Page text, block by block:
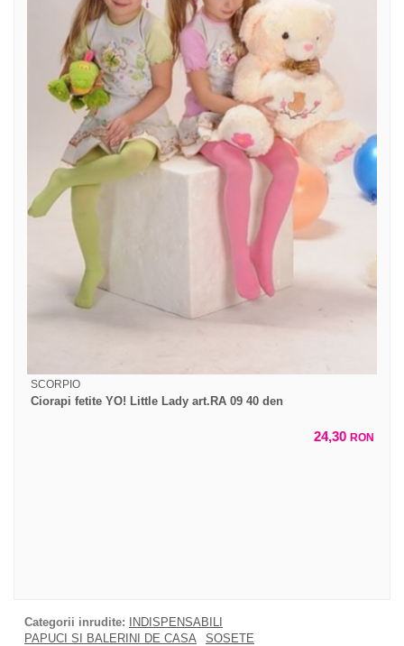
SCORPIO
Ciorapi fetite YO! Little Lady art.RA 09 40 den
24,30 RON
Categorii inrudite:
INDISPENSABILI
PAPUCI SI BALERINI DE CASA
SOSETE